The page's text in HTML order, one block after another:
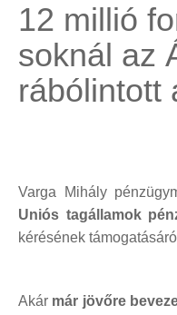
12 millió
soknál az
rábólintott
Varga Mihály
Uniós tagállamok
kérésének
Akár már jövőre